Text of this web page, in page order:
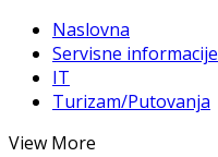
Naslovna
Servisne informacije
IT
Turizam/Putovanja
View More